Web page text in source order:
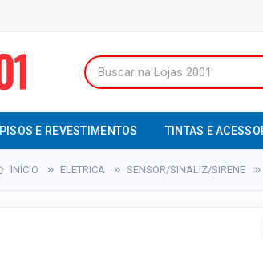
PISOS E REVESTIMENTOS TINTAS E
INÍCIO ELETRICA SENSOR/SINALIZ/SIRENE